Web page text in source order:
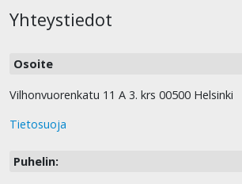
Yhteystiedot
Osoite
Vilhonvuorenkatu 11 A 3. krs 00500 Helsinki
Tietosuoja
Puhelin: